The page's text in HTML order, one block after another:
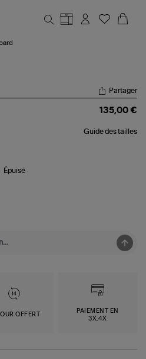
Partager
135,00 €
Guide des tailles
Épuisé
OFFERT
PAIEMENT EN
3X,4X